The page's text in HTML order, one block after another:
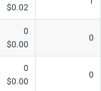
$0.02
0
$0.00
0
0
$0.00
0